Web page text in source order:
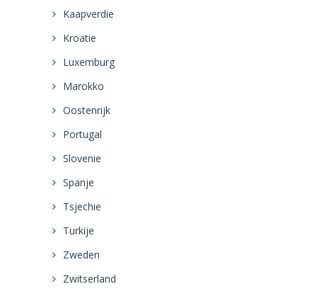
Kaapverdie
Kroatie
Luxemburg
Marokko
Oostenrijk
Portugal
Slovenie
Spanje
Tsjechie
Turkije
Zweden
Zwitserland